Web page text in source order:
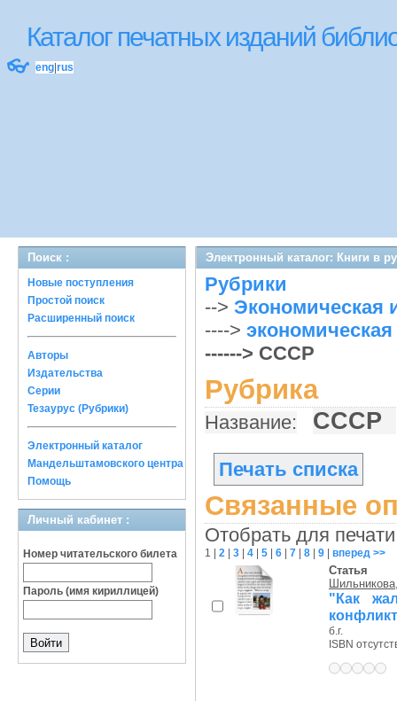
Каталог печатных изданий
👓 eng rus
Поиск :
Новые поступления
Простой поиск
Расширенный поиск
Авторы
Издательства
Серии
Тезаурус (Рубрики)
Электронный каталог
Мандельштамовского центра
Помощь
Личный кабинет :
Номер читательского билета
Пароль (имя кириллицей)
Электронный каталог: Книги в
Рубрики
--> Экономическая
---->
------> СССР
Рубрика
Название: СССР
Печать списка
Связанные
Отобрать для
1 2 3 4 5 6 7 8 9 вперед >>
Статья
"Как
б.г.
ISBN